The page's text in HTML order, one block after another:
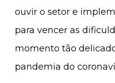
ouvir o setor e
para vencer as
momento tão
pandemia do